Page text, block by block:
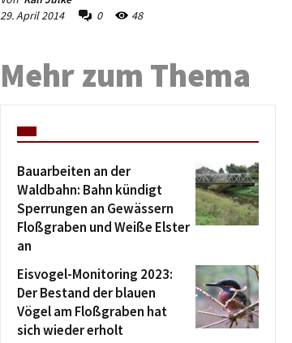
29. April 2014
0 48
Mehr zum Thema
Bauarbeiten an der
Waldbahn: Bahn kündigt
Sperrungen an Gewässern
Floßgraben und Weiße Elster
an
Eisvogel-Monitoring 2023:
Der Bestand der blauen
Vögel am Floßgraben hat
sich wieder erholt